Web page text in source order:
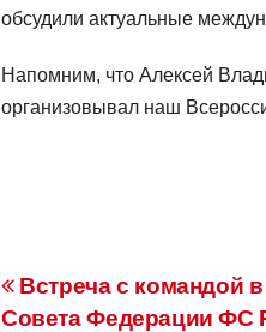
обсудили актуальные
Напомним, что Алексей
организовывал наш
Навигация
Встреча с командой
Совета Федерации ФС